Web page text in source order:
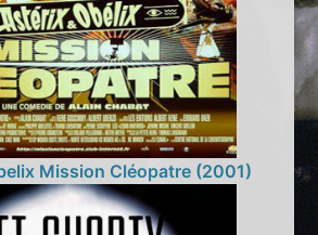
Mission Cléopatre (2001)